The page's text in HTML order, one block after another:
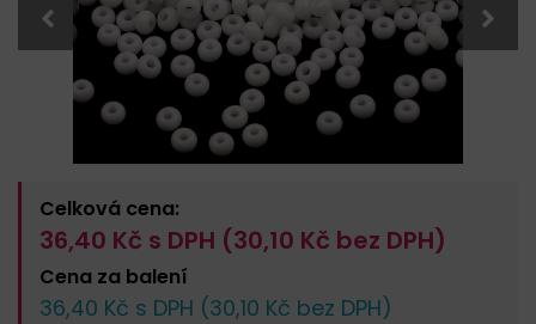
Celková cena:
36,40 Kč s DPH (30,10 Kč bez DPH)
Cena za balení
36,40 Kč s DPH (30,10 Kč bez DPH)